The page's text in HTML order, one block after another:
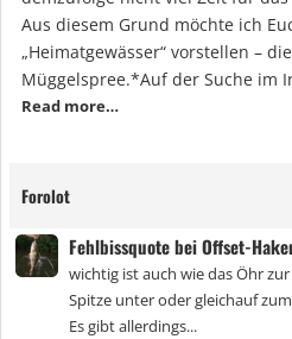
Aus diesem Grund möchte ich
„Heimatgewässer“ vorstellen –
Müggelspree.*Auf der Suche im
Read more…
Forolot
Fehlbissquote bei Offset-
wichtig ist auch wie das Öhr
Spitze unter oder gleichauf
Es gibt allerdings...